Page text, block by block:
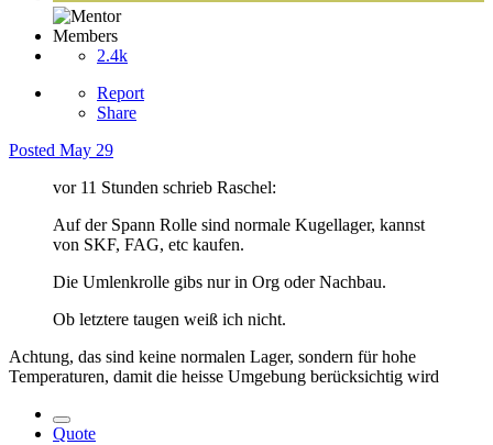
Members
2.4k
Report
Share
Posted May 29
vor 11 Stunden schrieb Raschel:
Auf der Spann Rolle sind normale Kugellager, kannst
von SKF, FAG, etc kaufen.
Die Umlenkrolle gibs nur in Org oder Nachbau.
Ob letztere taugen weiß ich nicht.
Achtung, das sind keine normalen Lager, sondern für hohe
Temperaturen, damit die heisse Umgebung berücksichtig wird
Quote